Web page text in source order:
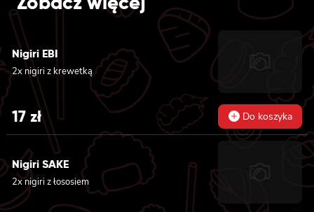
Nigiri EBI
2x nigiri z krewetką
17 zł Do koszyka
Nigiri SAKE
2x nigiri z łososiem